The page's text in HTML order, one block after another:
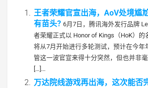
王者荣耀官宣出海，AoV处境尴
有苗头? 6月7日，腾讯海外发行品牌
者荣耀正式以 Honor of Kings（HoK）的
将从7月开始进行多轮测试，预计在今年
管这一波官宣来得十分突然，但也并非
[…]...
万达院线游戏再出海，这次能否